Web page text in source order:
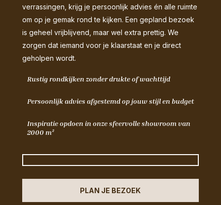
verrassingen, krijg je persoonlijk advies én alle ruimte
om op je gemak rond te kijken. Een gepland bezoek
is geheel vrijblijvend, maar wel extra prettig. We
zorgen dat iemand voor je klaarstaat en je direct
geholpen wordt.
Rustig rondkijken zonder drukte of wachttijd
Persoonlijk advies afgestemd op jouw stijl en budget
Inspiratie opdoen in onze sfeervolle showroom van
2000 m²
PLAN JE BEZOEK